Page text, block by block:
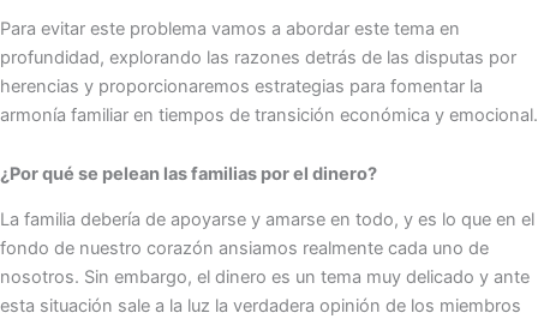
Para evitar este problema vamos a abordar este tema en
profundidad, explorando las razones detrás de las disputas por
herencias y proporcionaremos estrategias para fomentar la
armonía familiar en tiempos de transición económica y emocional.
¿Por qué se pelean las familias por el dinero?
La familia debería de apoyarse y amarse en todo, y es lo que en el
fondo de nuestro corazón ansiamos realmente cada uno de
nosotros. Sin embargo, el dinero es un tema muy delicado y ante
esta situación sale a la luz la verdadera opinión de los miembros